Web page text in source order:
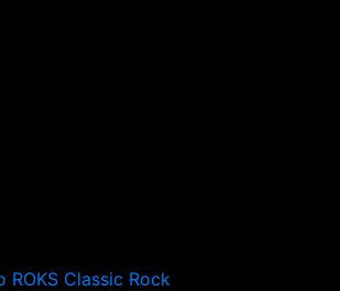
ROKS Classic Rock